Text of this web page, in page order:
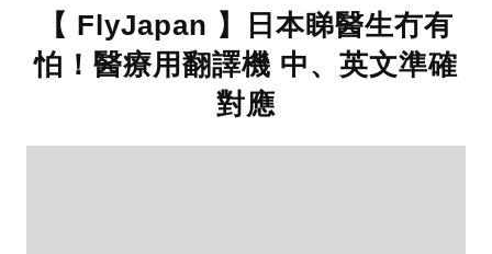
【 FlyJapan 】日本睇醫生冇有
怕！醫療用翻譯機 中、英文準確
對應